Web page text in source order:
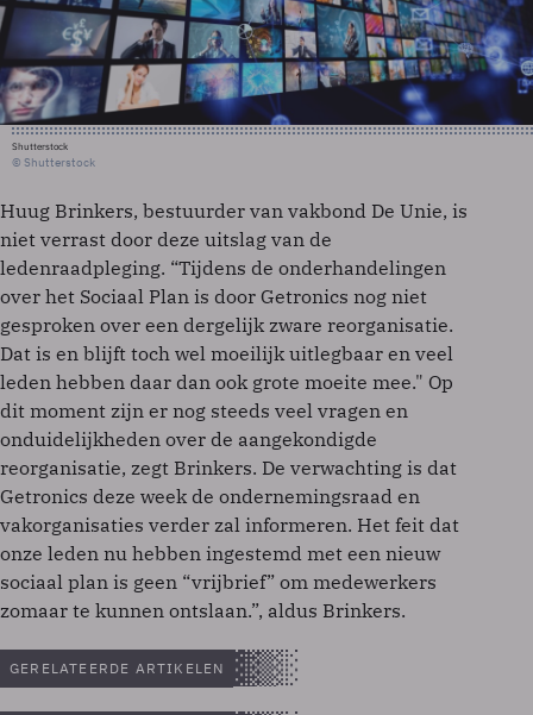
Shutterstock
© Shutterstock
Huug Brinkers, bestuurder van vakbond De Unie, is
niet verrast door deze uitslag van de
ledenraadpleging. “Tijdens de onderhandelingen
over het Sociaal Plan is door Getronics nog niet
gesproken over een dergelijk zware reorganisatie.
Dat is en blijft toch wel moeilijk uitlegbaar en veel
leden hebben daar dan ook grote moeite mee." Op
dit moment zijn er nog steeds veel vragen en
onduidelijkheden over de aangekondigde
reorganisatie, zegt Brinkers. De verwachting is dat
Getronics deze week de ondernemingsraad en
vakorganisaties verder zal informeren. Het feit dat
onze leden nu hebben ingestemd met een nieuw
sociaal plan is geen “vrijbrief” om medewerkers
zomaar te kunnen ontslaan.”, aldus Brinkers.
GERELATEERDE ARTIKELEN